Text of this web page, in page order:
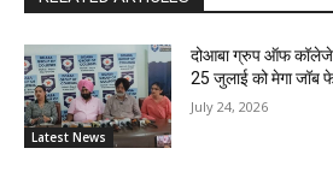
Latest News
दोआबा ग्रुप ऑफ
25 जुलाई को मेगा जॉब
July 24, 2026